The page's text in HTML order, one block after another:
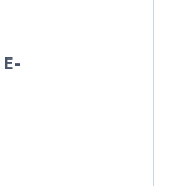
E-